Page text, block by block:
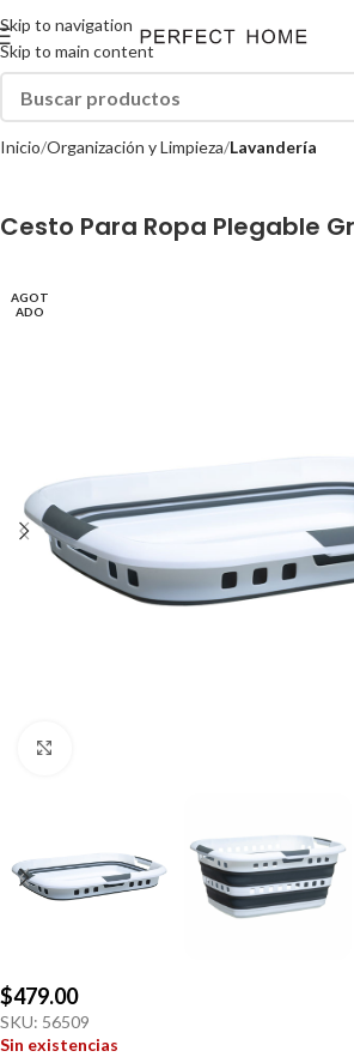
Skip to navigation
Skip to main content
Inicio Organización y Limpieza Lavandería
Cesto Para Ropa Plegable
AGOT
ADO
$479.00
SKU: 56509
Sin existencias